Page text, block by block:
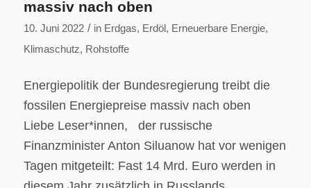
massiv nach oben
10. Juni 2022 / in Erdgas, Erdöl , Erneuerbare Energie,
Klimaschutz, Rohstoffe
Energiepolitik der Bundesregierung treibt die
fossilen Energiepreise massiv nach oben
Liebe Leser*innen, der russische
Finanzminister Anton Siluanow hat vor wenigen
Tagen mitgeteilt: Fast 14 Mrd. Euro werden in